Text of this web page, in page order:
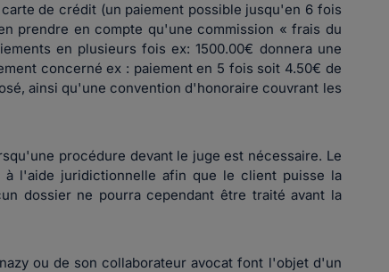
de crédit (un paiement possible jusqu'en 6 fois
prendre en compte qu'une commission « frais du
en plusieurs fois ex: 1500.00€ donnera une
concerné ex : paiement en 5 fois soit 4.50€ de
ainsi qu'une convention d'honoraire couvrant les
procédure devant le juge est nécessaire. Le
l'aide juridictionnelle afin que le client puisse la
dossier ne pourra cependant être traité avant la
ou de son collaborateur avocat font l'objet d'un